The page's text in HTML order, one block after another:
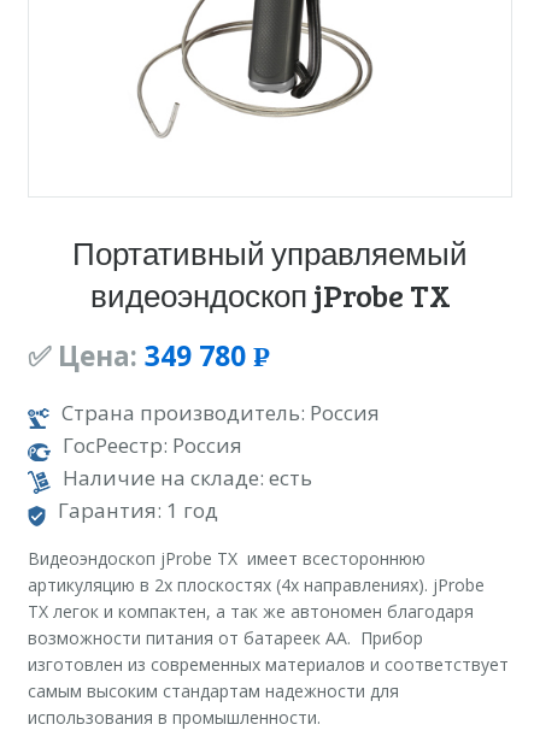
Портативный управляемый
видеоэндоскоп jProbe TX
✅ Цена: 349 780 Р
УБ.
Страна производитель: Россия
ГосРеестр: Россия
Наличие на складе: есть
Гарантия: 1 год
Видеоэндоскоп jProbe TX имеет всестороннюю
артикуляцию в 2х плоскостях (4х направлениях). jProbe
TX легок и компактен, а так же автономен благодаря
возможности питания от батареек АА. Прибор
изготовлен из современных материалов и соответствует
самым высоким стандартам надежности для
использования в промышленности.